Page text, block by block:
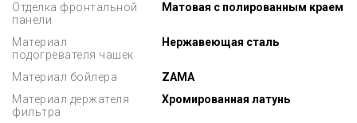
Отделка фронтальной
панели
Матовая с полированным краем
Материал
подогревателя чашек
Нержавеющая сталь
Материал бойлера
ZAMA
Материал держателя
фильтра
Хромированная латунь